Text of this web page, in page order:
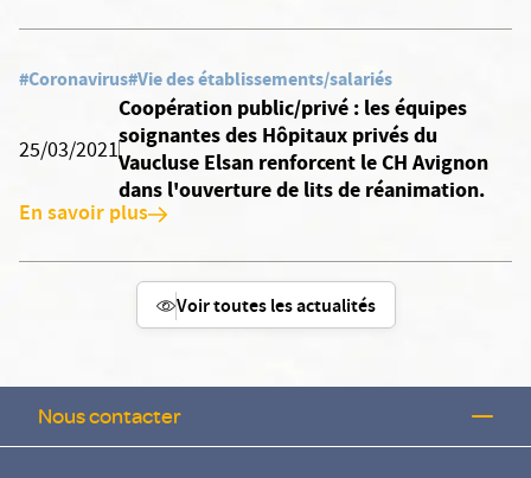
#Coronavirus#Vie des établissements/salariés
25/03/2021
Coopération public/privé : les équipes
soignantes des Hôpitaux privés du
Vaucluse Elsan renforcent le CH Avignon
dans l'ouverture de lits de réanimation.
En savoir plus
Voir toutes les actualités
Nous contacter